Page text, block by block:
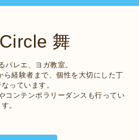
舞
バレエ、ヨガ教室。
経験者まで、個性を大切にした丁
っています。
コンテンポラリーダンスも行ってい
。